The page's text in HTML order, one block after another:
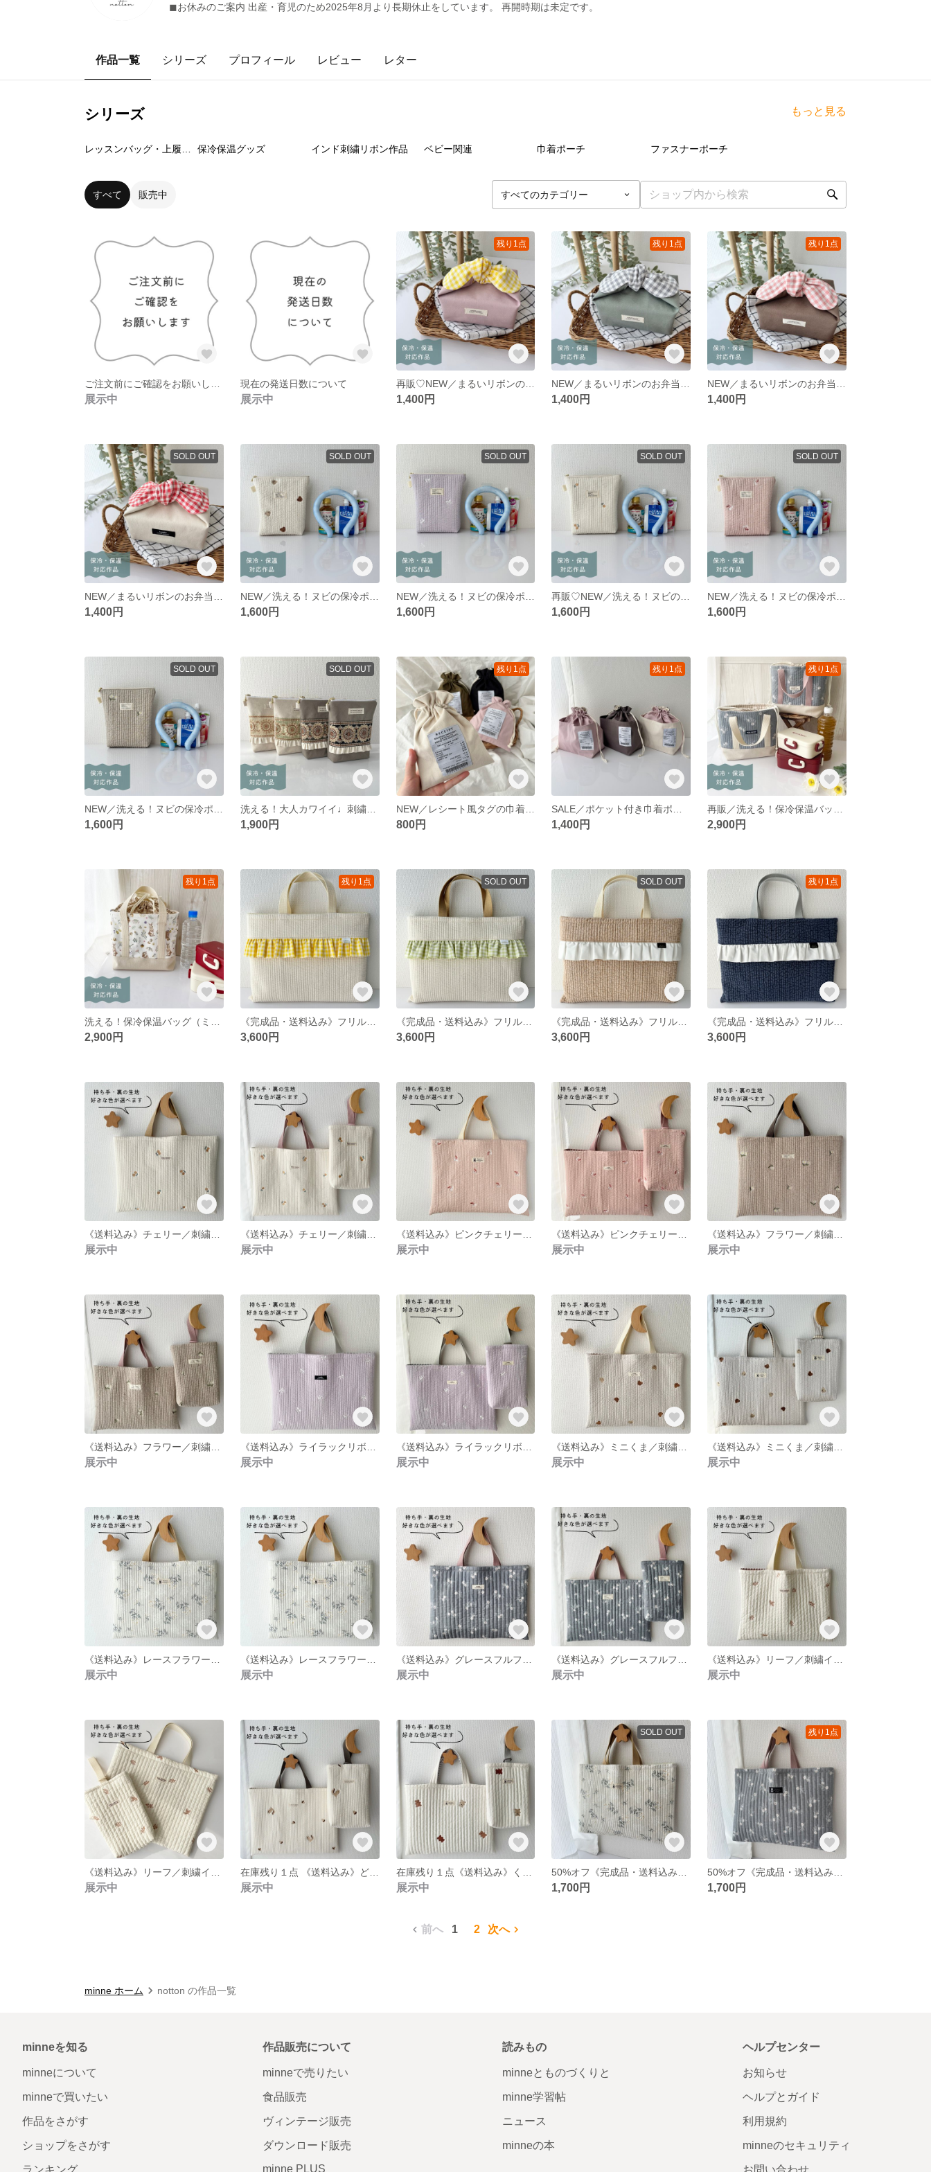
◼︎お休みのご案内 出産・育児のため2025年8月より長期休止をしています。 再開時期は未定です。
作品一覧 シリーズ プロフィール レビュー レター
シリーズ もっと見る
保冷保温グッズ インド刺繍リボン作品 ベビー関連 巾着ポーチ ファスナーポーチ
すべて 販売中
展示中
現在の発送日数について
展示中
残り1点
再販♡NEW／まるいリボンのお弁当袋 ピンク 《完成品・送料込み》
1,400円
残り1点
1,400円
残り1点
1,400円
SOLD OUT
1,400円
SOLD OUT
1,600円
SOLD OUT
1,600円
SOLD OUT
1,600円
SOLD OUT
1,600円
SOLD OUT
1,600円
SOLD OUT
洗える！大人カワイイ♩刺繍リボンとフリルの保冷保温ポーチ《完成品・送料込み》
1,900円
残り1点
800円
残り1点
1,400円
残り1点
2,900円
残り1点
2,900円
残り1点
《完成品・送料込み》フリル付き♡ヌビのレッスンバッグ／イエローチェック
3,600円
SOLD OUT
《完成品・送料込み》フリル付き♡ヌビのレッスンバッグ／グリーンチェック
3,600円
SOLD OUT
3,600円
残り1点
3,600円
展示中
《送料込み》チェリー／刺繍ヌビのレッスンバッグと上履き入れのセット／裏地・内ポケット有り／名入れ可
展示中 展示中 展示中 展示中
展示中 展示中 展示中 展示中 展示中
展示中 展示中 展示中 展示中 展示中
展示中
在庫残り１点 《送料込み》どんぐりとりす／刺繍ヌビのレッスンバッグと上履き入れのセット／裏地・内ポケット有り／名入れ可
展示中 展示中
SOLD OUT
1,700円
残り1点
1,700円
前へ 1 2 次へ
minne ホーム notton の作品一覧
minneを知る
minneについて
minneで買いたい
作品をさがす
ショップをさがす
ランキング
作品販売について
minneで売りたい
食品販売
ヴィンテージ販売
ダウンロード販売
minne PLUS
読みもの
minneとものづくりと
minne学習帖
ニュース
minneの本
ヘルプセンター
お知らせ
ヘルプとガイド
利用規約
minneのセキュリティ
お問い合わせ